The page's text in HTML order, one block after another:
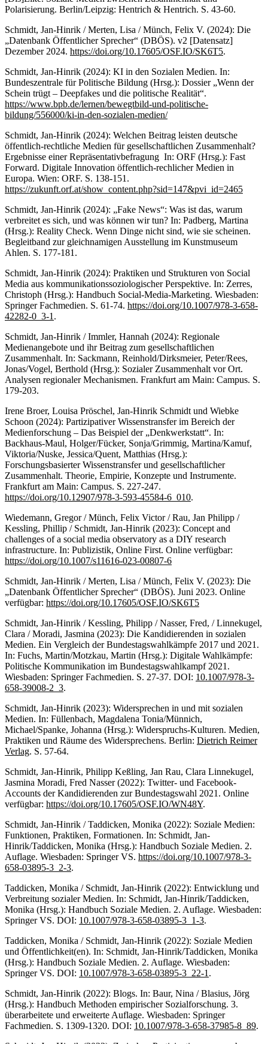
Polarisierung. Berlin/Leipzig: Hentrich & Hentrich. S. 43-60.
Schmidt, Jan-Hinrik / Merten, Lisa / Münch, Felix V. (2024): Die
„Datenbank Öffentlicher Sprecher“ (DBÖS). v2 [Datensatz]
Dezember 2024. https://doi.org/10.17605/OSF.IO/SK6T5.
Schmidt, Jan-Hinrik (2024): KI in den Sozialen Medien. In:
Bundeszentrale für Politische Bildung (Hrsg.): Dossier „Wenn der
Schein trügt – Deepfakes und die politische Realität“.
https://www.bpb.de/lernen/bewegtbild-und-politische-
bildung/556000/ki-in-den-sozialen-medien/
Schmidt, Jan-Hinrik (2024): Welchen Beitrag leisten deutsche
öffentlich-rechtliche Medien für gesellschaftlichen Zusammenhalt?
Ergebnisse einer Repräsentativbefragung In: ORF (Hrsg.): Fast
Forward. Digitale Innovation öffentlich-rechlicher Medien in
Europa. Wien: ORF. S. 138-151.
https://zukunft.orf.at/show_content.php?sid=147&pvi_id=2465
Schmidt, Jan-Hinrik (2024): „Fake News“: Was ist das, warum
verbreitet es sich, und was können wir tun? In: Padberg, Martina
(Hrsg.): Reality Check. Wenn Dinge nicht sind, wie sie scheinen.
Begleitband zur gleichnamigen Ausstellung im Kunstmuseum
Ahlen. S. 177-181.
Schmidt, Jan-Hinrik (2024): Praktiken und Strukturen von Social
Media aus kommunikationssoziologischer Perspektive. In: Zerres,
Christoph (Hrsg.): Handbuch Social-Media-Marketing. Wiesbaden:
Springer Fachmedien. S. 61-74. https://doi.org/10.1007/978-3-658-
42282-0_3-1 .
Schmidt, Jan-Hinrik / Immler, Hannah (2024): Regionale
Medienangebote und ihr Beitrag zum gesellschaftlichen
Zusammenhalt. In: Sackmann, Reinhold/Dirksmeier, Peter/Rees,
Jonas/Vogel, Berthold (Hrsg.): Sozialer Zusammenhalt vor Ort.
Analysen regionaler Mechanismen. Frankfurt am Main: Campus. S.
179-203.
Irene Broer, Louisa Pröschel, Jan-Hinrik Schmidt und Wiebke
Schoon (2024): Partizipativer Wissenstransfer im Bereich der
Medienforschung – Das Beispiel der „Denkwerkstatt“. In:
Backhaus-Maul, Holger/Fücker, Sonja/Grimmig, Martina/Kamuf,
Viktoria/Nuske, Jessica/Quent, Matthias (Hrsg.):
Forschungsbasierter Wissenstransfer und gesellschaftlicher
Zusammenhalt. Theorie, Empirie, Konzepte und Instrumente.
Frankfurt am Main: Campus. S. 227-247.
https://doi.org/10.12907/978-3-593-45584-6_010.
Wiedemann, Gregor / Münch, Felix Victor / Rau, Jan Philipp /
Kessling, Phillip / Schmidt, Jan-Hinrik (2023): Concept and
challenges of a social media observatory as a DIY research
infrastructure. In: Publizistik, Online First. Online verfügbar:
https://doi.org/10.1007/s11616-023-00807-6
Schmidt, Jan-Hinrik / Merten, Lisa / Münch, Felix V. (2023): Die
„Datenbank Öffentlicher Sprecher“ (DBÖS). Juni 2023. Online
verfügbar: https://doi.org/10.17605/OSF.IO/SK6T5
Schmidt, Jan-Hinrik / Kessling, Philipp / Nasser, Fred, / Linnekugel,
Clara / Moradi, Jasmina (2023): Die Kandidierenden in sozialen
Medien. Ein Vergleich der Bundestagswahlkämpfe 2017 und 2021.
In: Fuchs, Martin/Motzkau, Martin (Hrsg.): Digitale Wahlkämpfe:
Politische Kommunikation im Bundestagswahlkampf 2021.
Wiesbaden: Springer Fachmedien. S. 27-37. DOI: 10.1007/978-3-
658-39008-2_3.
Schmidt, Jan-Hinrik (2023): Widersprechen in und mit sozialen
Medien. In: Füllenbach, Magdalena Tonia/Münnich,
Michael/Spanke, Johanna (Hrsg.): Widerspruchs-Kulturen. Medien,
Praktiken und Räume des Widersprechens. Berlin: Dietrich Reimer
Verlag. S. 57-64.
Schmidt, Jan-Hinrik, Philipp Keßling, Jan Rau, Clara Linnekugel,
Jasmina Moradi, Fred Nasser (2022): Twitter- und Facebook-
Accounts der Kandidierenden zur Bundestagswahl 2021. Online
verfügbar: https://doi.org/10.17605/OSF.IO/WN48Y.
Schmidt, Jan-Hinrik / Taddicken, Monika (2022): Soziale Medien:
Funktionen, Praktiken, Formationen. In: Schmidt, Jan-
Hinrik/Taddicken, Monika (Hrsg.): Handbuch Soziale Medien. 2.
Auflage. Wiesbaden: Springer VS. https://doi.org/10.1007/978-3-
658-03895-3_2-3.
Taddicken, Monika / Schmidt, Jan-Hinrik (2022): Entwicklung und
Verbreitung sozialer Medien. In: Schmidt, Jan-Hinrik/Taddicken,
Monika (Hrsg.): Handbuch Soziale Medien. 2. Auflage. Wiesbaden:
Springer VS. DOI: 10.1007/978-3-658-03895-3_1-3.
Taddicken, Monika / Schmidt, Jan-Hinrik (2022): Soziale Medien
und Öffentlichkeit(en). In: Schmidt, Jan-Hinrik/Taddicken, Monika
(Hrsg.): Handbuch Soziale Medien. 2. Auflage. Wiesbaden:
Springer VS. DOI: 10.1007/978-3-658-03895-3_22-1 .
Schmidt, Jan-Hinrik (2022): Blogs. In: Baur, Nina / Blasius, Jörg
(Hrsg.): Handbuch Methoden empirischer Sozialforschung. 3.
überarbeitete und erweiterte Auflage. Wiesbaden: Springer
Fachmedien. S. 1309-1320. DOI: 10.1007/978-3-658-37985-8_89.